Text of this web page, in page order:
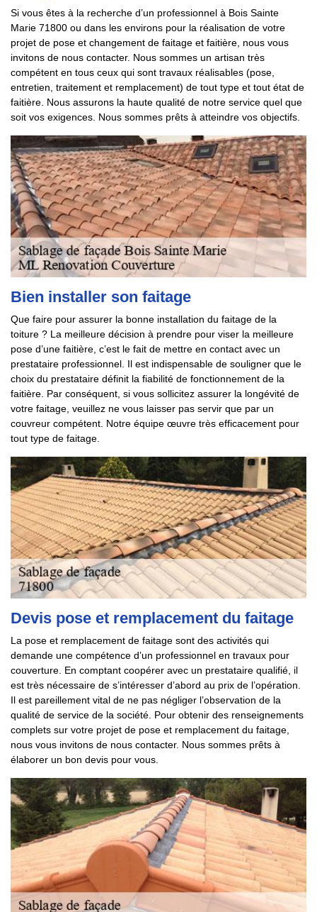
Si vous êtes à la recherche d’un professionnel à Bois Sainte
Marie 71800 ou dans les environs pour la réalisation de votre
projet de pose et changement de faitage et faitière, nous vous
invitons de nous contacter. Nous sommes un artisan très
compétent en tous ceux qui sont travaux réalisables (pose,
entretien, traitement et remplacement) de tout type et tout état de
faitière. Nous assurons la haute qualité de notre service quel que
soit vos exigences. Nous sommes prêts à atteindre vos objectifs.
Bien installer son faitage
Que faire pour assurer la bonne installation du faitage de la
toiture ? La meilleure décision à prendre pour viser la meilleure
pose d’une faitière, c’est le fait de mettre en contact avec un
prestataire professionnel. Il est indispensable de souligner que le
choix du prestataire définit la fiabilité de fonctionnement de la
faitière. Par conséquent, si vous sollicitez assurer la longévité de
votre faitage, veuillez ne vous laisser pas servir que par un
couvreur compétent. Notre équipe œuvre très efficacement pour
tout type de faitage.
Devis pose et remplacement du faitage
La pose et remplacement de faitage sont des activités qui
demande une compétence d’un professionnel en travaux pour
couverture. En comptant coopérer avec un prestataire qualifié, il
est très nécessaire de s’intéresser d’abord au prix de l’opération.
Il est pareillement vital de ne pas négliger l’observation de la
qualité de service de la société. Pour obtenir des renseignements
complets sur votre projet de pose et remplacement du faitage,
nous vous invitons de nous contacter. Nous sommes prêts à
élaborer un bon devis pour vous.